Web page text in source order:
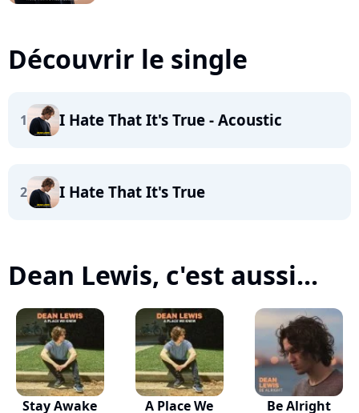
Découvrir le single
1 I Hate That It's True - Acoustic
2 I Hate That It's True
Dean Lewis, c'est aussi...
Stay Awake
A Place We
Be Alright